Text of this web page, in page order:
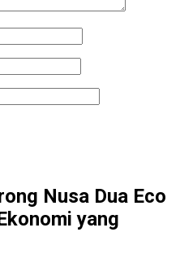
Nusa Dua Eco
yang